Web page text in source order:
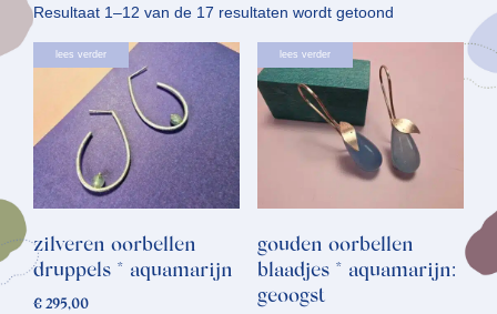
Resultaat 1–12 van de 17 resultaten wordt getoond
op
lees verder
zilveren oorbellen
druppels * aquamarijn
€ 295,00
lees verder
gouden oorbellen
blaadjes * aquamarijn:
geoogst